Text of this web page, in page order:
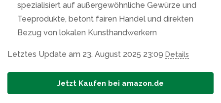
spezialisiert auf außergewöhnliche Gewürze und
Teeprodukte, betont fairen Handel und direkten
Bezug von lokalen Kunsthandwerkern
Letztes Update am 23. August 2025 23:09 Details
Jetzt Kaufen bei amazon.de